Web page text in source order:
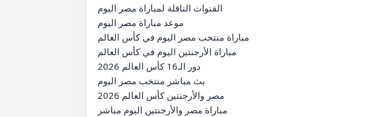
القنوات الناقلة لمباراة مصر اليوم
موعد مباراة مصر اليوم
مباراة منتخب مصر اليوم في كأس العالم
مباراة الأرجنتين اليوم في كأس العالم
دور الـ16 كأس العالم 2026
بث مباشر منتخب مصر اليوم
مصر والأرجنتين كأس العالم 2026
مباراة مصر والأرجنتين اليوم مباشر